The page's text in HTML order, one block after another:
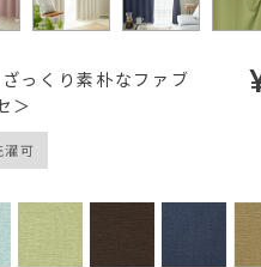
っくり素朴なファブ
＞
濯可